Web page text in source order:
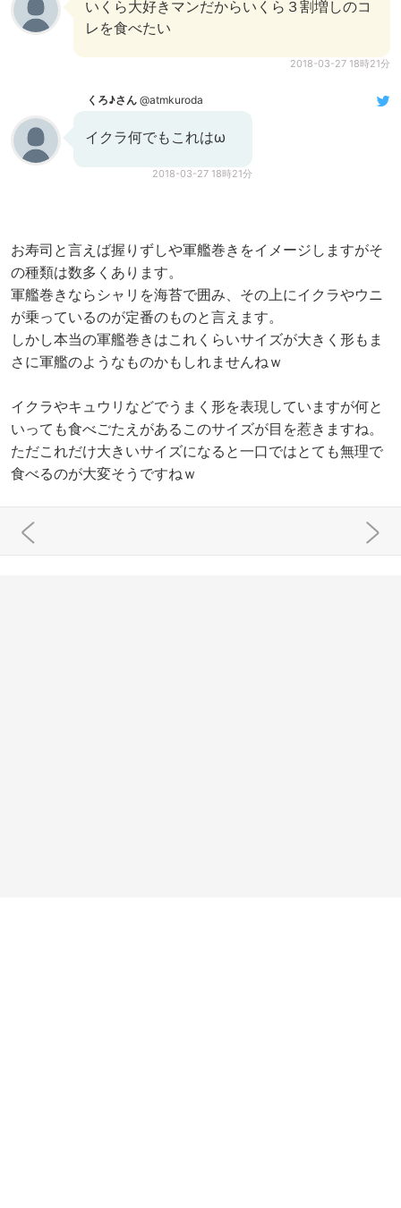
いくら大好きマンだからいくら３割増しのコ
レを食べたい
2018-03-27 18時21分
くろ♪さん @atmkuroda
イクラ何でもこれはω
2018-03-27 18時21分
お寿司と言えば握りずしや軍艦巻きをイメージしますがそ
の種類は数多くあります。
軍艦巻きならシャリを海苔で囲み、その上にイクラやウニ
が乗っているのが定番のものと言えます。
しかし本当の軍艦巻きはこれくらいサイズが大きく形もま
さに軍艦のようなものかもしれませんねｗ
イクラやキュウリなどでうまく形を表現していますが何と
いっても食べごたえがあるこのサイズが目を惹きますね。
ただこれだけ大きいサイズになると一口ではとても無理で
食べるのが大変そうですねｗ